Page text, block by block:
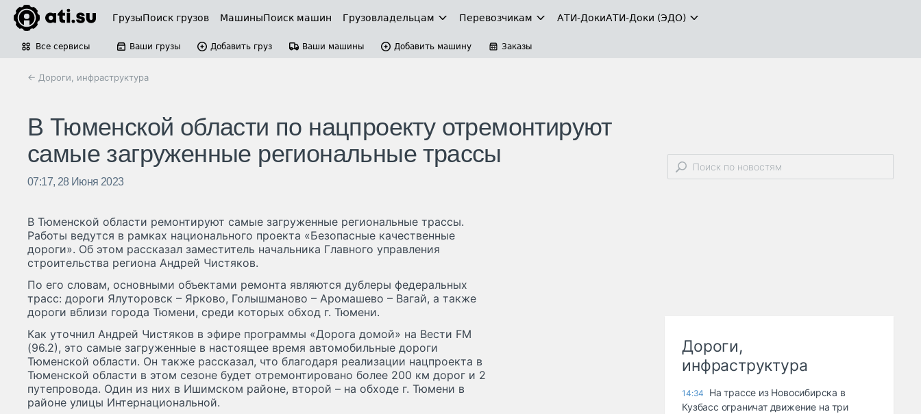
ГрузыПоиск грузов МашиныПоиск машин Грузовладельцам Перевозчикам АТИ-ДокиАТИ-Доки (ЭДО)
Все сервисы Ваши грузы Добавить груз Ваши машины Добавить машину Заказы
← Дороги, инфраструктура
В Тюменской области по нацпроекту отремонтируют
самые загруженные региональные трассы
07:17, 28 Июня 2023
В Тюменской области ремонтируют самые загруженные региональные трассы.
Работы ведутся в рамках национального проекта «Безопасные качественные
дороги». Об этом рассказал заместитель начальника Главного управления
строительства региона Андрей Чистяков.
По его словам, основными объектами ремонта являются дублеры федеральных
трасс: дороги Ялуторовск – Ярково, Голышманово – Аромашево – Вагай, а также
дороги вблизи города Тюмени, среди которых обход г. Тюмени.
Как уточнил Андрей Чистяков в эфире программы «Дорога домой» на Вести FM
(96.2), это самые загруженные в настоящее время автомобильные дороги
Тюменской области. Он также рассказал, что благодаря реализации нацпроекта в
Тюменской области в этом сезоне будет отремонтировано более 200 км дорог и 2
путепровода. Один из них в Ишимском районе, второй – на обходе г. Тюмени в
районе улицы Интернациональной.
Дороги,
инфраструктура
14:34
На трассе из Новосибирска в
Кузбасс ограничат движение на три